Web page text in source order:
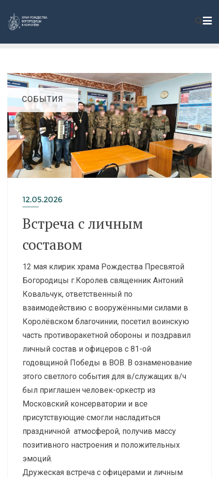
СОБЫТИЯ
12.05.2026
Встреча с личным
составом
12 мая клирик храма Рождества Пресвятой
Богородицы г.Королев священник Антоний
Ковальчук, ответственный по
взаимодействию с вооружёнными силами в
Королёвском благочинии, посетил воинскую
часть противоракетной обороны и поздравил
личный состав и офицеров с 81-ой
годовщиной Победы в ВОВ. В ознаменование
этого светлого события для в/служащих в/ч
был приглашен человек-оркестр из
Московский консерватории и все
присутствующие смогли насладиться
праздничной атмосферой, получив массу
позитивного настроения и положительных
эмоций.
Дружеская встреча с офицерами и личным